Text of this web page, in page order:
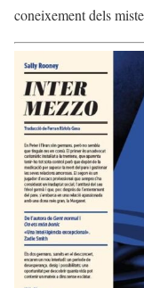
coneixement dels